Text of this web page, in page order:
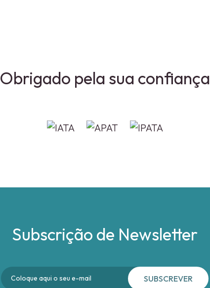
Obrigado pela sua confiança
Subscrição de Newsletter
SUBSCREVER